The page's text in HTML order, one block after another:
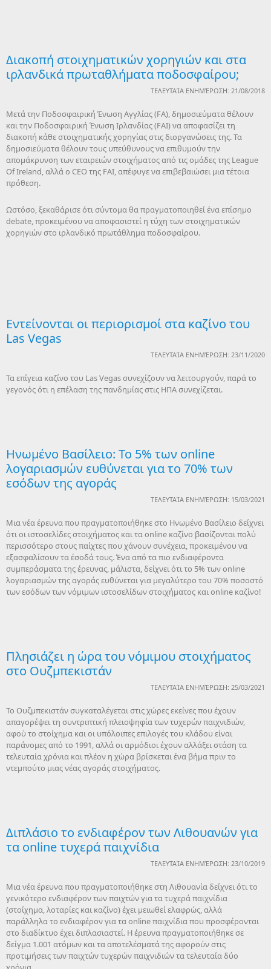
Διακοπή στοιχηματικών χορηγιών και στα
ιρλανδικά πρωταθλήματα ποδοσφαίρου;
ΤΕΛΕΥΤΑΊΑ ΕΝΗΜΈΡΩΣΗ: 21/08/2018
Μετά την Ποδοσφαιρική Ένωση Αγγλίας (FA), δημοσιεύματα θέλουν
και την Ποδοσφαιρική Ένωση Ιρλανδίας (FAI) να αποφασίζει τη
διακοπή κάθε στοιχηματικής χορηγίας στις διοργανώσεις της. Τα
δημοσιεύματα θέλουν τους υπεύθυνους να επιθυμούν την
απομάκρυνση των εταιρειών στοιχήματος από τις ομάδες της League
Of Ireland, αλλά ο CEO της FAI, απέφυγε να επιβεβαιώσει μια τέτοια
πρόθεση.
Ωστόσο, ξεκαθάρισε ότι σύντομα θα πραγματοποιηθεί ένα επίσημο
debate, προκειμένου να αποφασιστεί η τύχη των στοιχηματικών
χορηγιών στο ιρλανδικό πρωτάθλημα ποδοσφαίρου.
Εντείνονται οι περιορισμοί στα καζίνο του
Las Vegas
ΤΕΛΕΥΤΑΊΑ ΕΝΗΜΈΡΩΣΗ: 23/11/2020
Τα επίγεια καζίνο του Las Vegas συνεχίζουν να λειτουργούν, παρά το
γεγονός ότι η επέλαση της πανδημίας στις ΗΠΑ συνεχίζεται.
Ηνωμένο Βασίλειο: Το 5% των online
λογαριασμών ευθύνεται για το 70% των
εσόδων της αγοράς
ΤΕΛΕΥΤΑΊΑ ΕΝΗΜΈΡΩΣΗ: 15/03/2021
Μια νέα έρευνα που πραγματοποιήθηκε στο Ηνωμένο Βασίλειο δείχνει
ότι οι ιστοσελίδες στοιχήματος και τα online καζίνο βασίζονται πολύ
περισσότερο στους παίχτες που χάνουν συνέχεια, προκειμένου να
εξασφαλίσουν τα έσοδά τους. Ένα από τα πιο ενδιαφέροντα
συμπεράσματα της έρευνας, μάλιστα, δείχνει ότι το 5% των online
λογαριασμών της αγοράς ευθύνεται για μεγαλύτερο του 70% ποσοστό
των εσόδων των νόμιμων ιστοσελίδων στοιχήματος και online καζίνο!
Πλησιάζει η ώρα του νόμιμου στοιχήματος
στο Ουζμπεκιστάν
ΤΕΛΕΥΤΑΊΑ ΕΝΗΜΈΡΩΣΗ: 25/03/2021
Το Ουζμπεκιστάν συγκαταλέγεται στις χώρες εκείνες που έχουν
απαγορέψει τη συντριπτική πλειοψηφία των τυχερών παιχνιδιών,
αφού το στοίχημα και οι υπόλοιπες επιλογές του κλάδου είναι
παράνομες από το 1991, αλλά οι αρμόδιοι έχουν αλλάξει στάση τα
τελευταία χρόνια και πλέον η χώρα βρίσκεται ένα βήμα πριν το
ντεμπούτο μιας νέας αγοράς στοιχήματος.
Διπλάσιο το ενδιαφέρον των Λιθουανών για
τα online τυχερά παιχνίδια
ΤΕΛΕΥΤΑΊΑ ΕΝΗΜΈΡΩΣΗ: 23/10/2019
Μια νέα έρευνα που πραγματοποιήθηκε στη Λιθουανία δείχνει ότι το
γενικότερο ενδιαφέρον των παιχτών για τα τυχερά παιχνίδια
(στοίχημα, λοταρίες και καζίνο) έχει μειωθεί ελαφρώς, αλλά
παράλληλα το ενδιαφέρον για τα online παιχνίδια που προσφέρονται
στο διαδίκτυο έχει διπλασιαστεί. Η έρευνα πραγματοποιήθηκε σε
δείγμα 1.001 ατόμων και τα αποτελέσματά της αφορούν στις
προτιμήσεις των παιχτών τυχερών παιχνιδιών τα τελευταία δύο